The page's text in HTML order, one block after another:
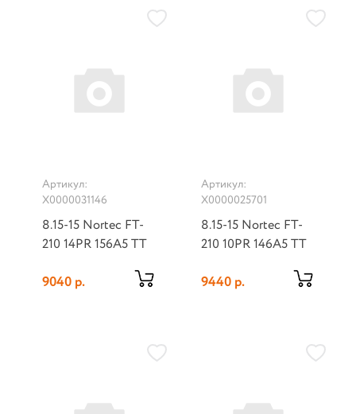
Артикул:
Х0000031146
8.15-15 Nortec FT-
210 14PR 156A5 TT
9040 р.
Артикул:
Х0000025701
8.15-15 Nortec FT-
210 10PR 146A5 TT
9440 р.